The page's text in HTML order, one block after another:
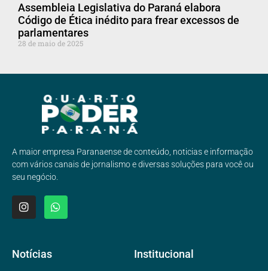
Assembleia Legislativa do Paraná elabora
Código de Ética inédito para frear excessos de
parlamentares
28 de maio de 2025
A maior empresa Paranaense de conteúdo, noticias e informação
com vários canais de jornalismo e diversas soluções para você ou
seu negócio.
Notícias Institucional